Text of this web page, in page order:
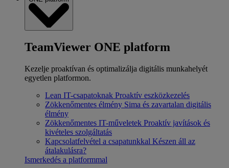
TeamViewer ONE platform
Kezelje proaktívan és optimalizálja digitális munkahelyét
egyetlen platformon.
Lean IT-csapatoknak Proaktív eszközkezelés
Zökkenőmentes élmény Sima és zavartalan digitális
élmény
Zökkenőmentes IT-műveletek Proaktív javítások és
kivételes szolgáltatás
Kapcsolatfelvétel a csapatunkkal Készen áll az
átalakulásra?
Ismerkedés a platformmal